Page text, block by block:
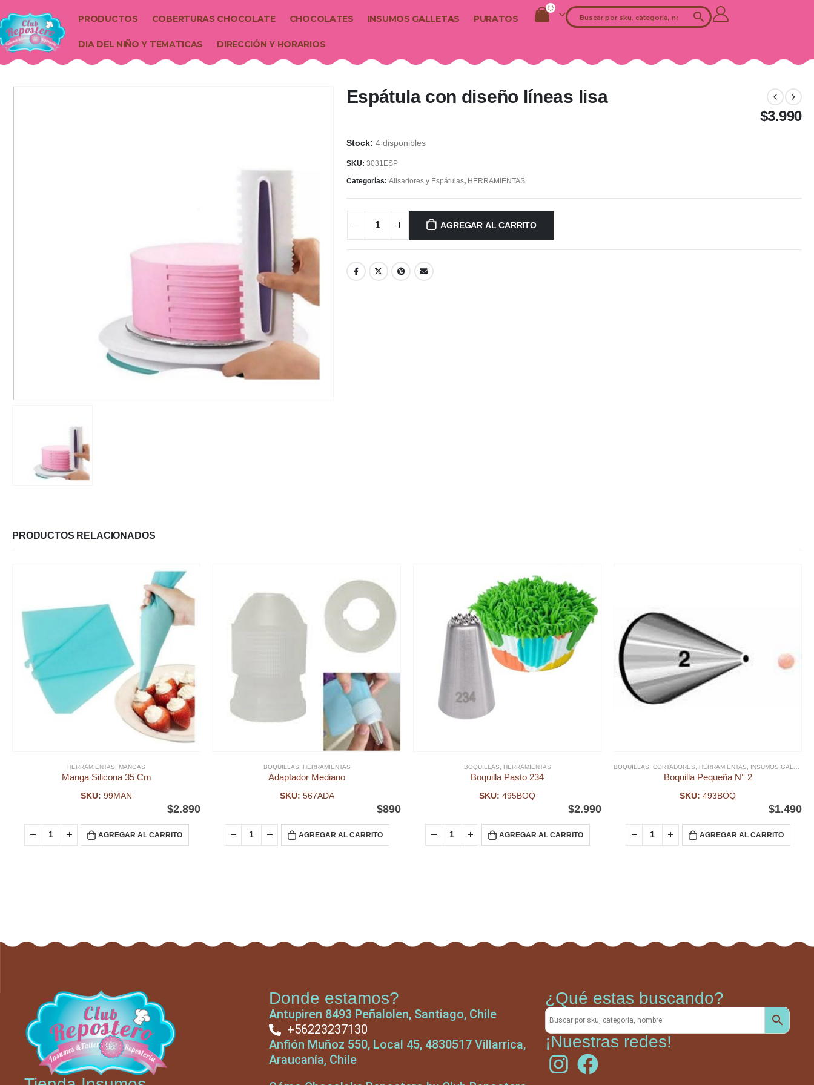
PRODUCTOS COBERTURAS CHOCOLATE CHOCOLATES INSUMOS GALLETAS PURATOS
DIA DEL NIÑO Y TEMATICAS DIRECCIÓN Y HORARIOS
Espátula con diseño líneas lisa
$3.990
4 disponibles
SKU: 3031ESP
Categorías: Alisadores y Espátulas, HERRAMIENTAS
AGREGAR AL CARRITO
PRODUCTOS RELACIONADOS
HERRAMIENTAS, MANGAS
Manga Silicona 35 Cm
SKU: 99MAN
$2.890
AGREGAR AL CARRITO
BOQUILLAS, HERRAMIENTAS
Adaptador Mediano
SKU: 567ADA
$890
AGREGAR AL CARRITO
BOQUILLAS, HERRAMIENTAS
Boquilla Pasto 234
SKU: 495BOQ
$2.990
AGREGAR AL CARRITO
BOQUILLAS, CORTADORES, HERRAMIENTAS, INSUMOS GALLETAS
Boquilla Pequeña N° 2
SKU: 493BOQ
$1.490
AGREGAR AL CARRITO
Donde estamos?
Antupiren 8493 Peñalolen, Santiago, Chile
+56223237130
Anfión Muñoz 550, Local 45, 4830517 Villarrica,
Araucanía, Chile
¿Qué estas buscando?
¡Nuestras redes!